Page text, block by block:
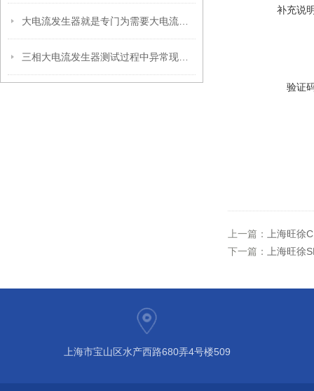
补充说
验证
上一篇：
上海旺徐
下一篇：
上海旺徐
上海市宝山区水产西路680弄4号楼509